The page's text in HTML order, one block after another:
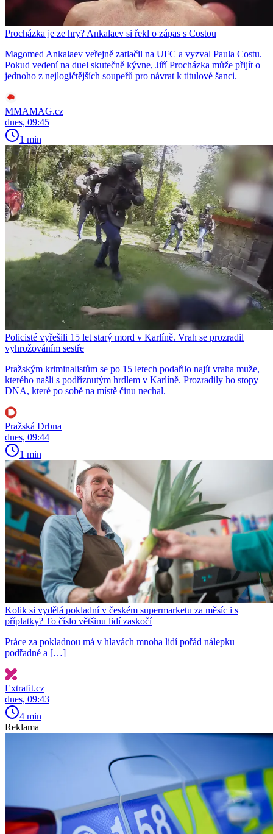
Procházka je ze hry? Ankalaev si řekl o zápas s Costou
Magomed Ankalaev veřejně zatlačil na UFC a vyzval Paula Costu.
Pokud vedení na duel skutečně kývne, Jiří Procházka může přijít o
jednoho z nejlogičtějších soupeřů pro návrat k titulové šanci.
MMAMAG.cz
dnes, 09:45
1 min
Policisté vyřešili 15 let starý mord v Karlíně. Vrah se prozradil
vyhrožováním sestře
Pražským kriminalistům se po 15 letech podařilo najít vraha muže,
kterého našli s podříznutým hrdlem v Karlíně. Prozradily ho stopy
DNA, které po sobě na místě činu nechal.
Pražská Drbna
dnes, 09:44
1 min
Kolik si vydělá pokladní v českém supermarketu za měsíc i s
příplatky? To číslo většinu lidí zaskočí
Práce za pokladnou má v hlavách mnoha lidí pořád nálepku
podřadné a […]
Extrafit.cz
dnes, 09:43
4 min
Reklama